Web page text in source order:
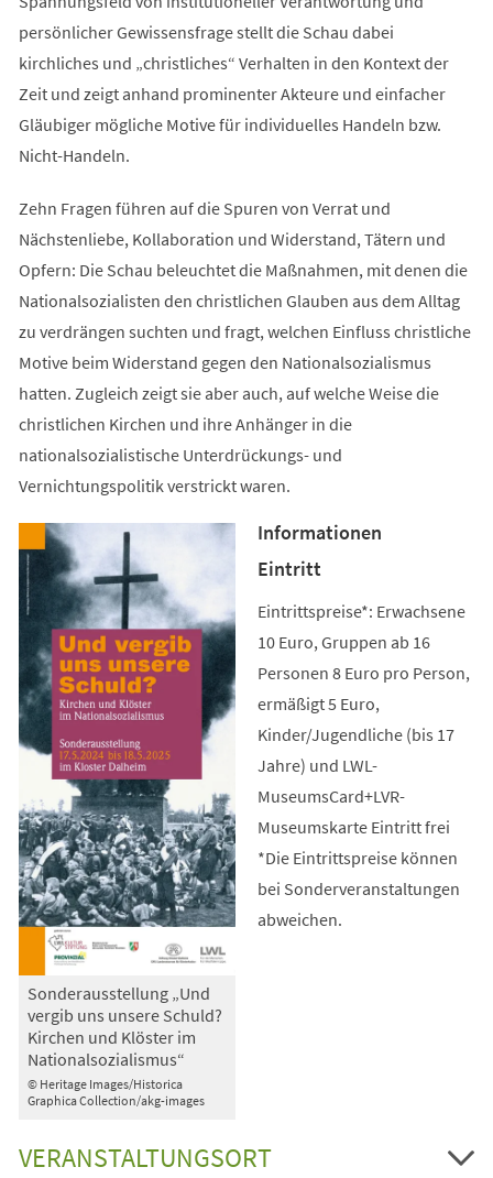
persönlicher Gewissensfrage stellt die Schau dabei
kirchliches und „christliches“ Verhalten in den Kontext der
Zeit und zeigt anhand prominenter Akteure und einfacher
Gläubiger mögliche Motive für individuelles Handeln bzw.
Nicht-Handeln.
Zehn Fragen führen auf die Spuren von Verrat und
Nächstenliebe, Kollaboration und Widerstand, Tätern und
Opfern: Die Schau beleuchtet die Maßnahmen, mit denen die
Nationalsozialisten den christlichen Glauben aus dem Alltag
zu verdrängen suchten und fragt, welchen Einfluss christliche
Motive beim Widerstand gegen den Nationalsozialismus
hatten. Zugleich zeigt sie aber auch, auf welche Weise die
christlichen Kirchen und ihre Anhänger in die
nationalsozialistische Unterdrückungs- und
Vernichtungspolitik verstrickt waren.
© Heritage Images/Historica
Graphica Collection/akg-images
Sonderausstellung „Und
vergib uns unsere Schuld?
Kirchen und Klöster im
Nationalsozialismus“
Informationen
Eintritt
Eintrittspreise*: Erwachsene
10 Euro, Gruppen ab 16
Personen 8 Euro pro Person,
ermäßigt 5 Euro,
Kinder/Jugendliche (bis 17
Jahre) und LWL-
MuseumsCard+LVR-
Museumskarte Eintritt frei
*Die Eintrittspreise können
bei Sonderveranstaltungen
abweichen.
VERANSTALTUNGSORT